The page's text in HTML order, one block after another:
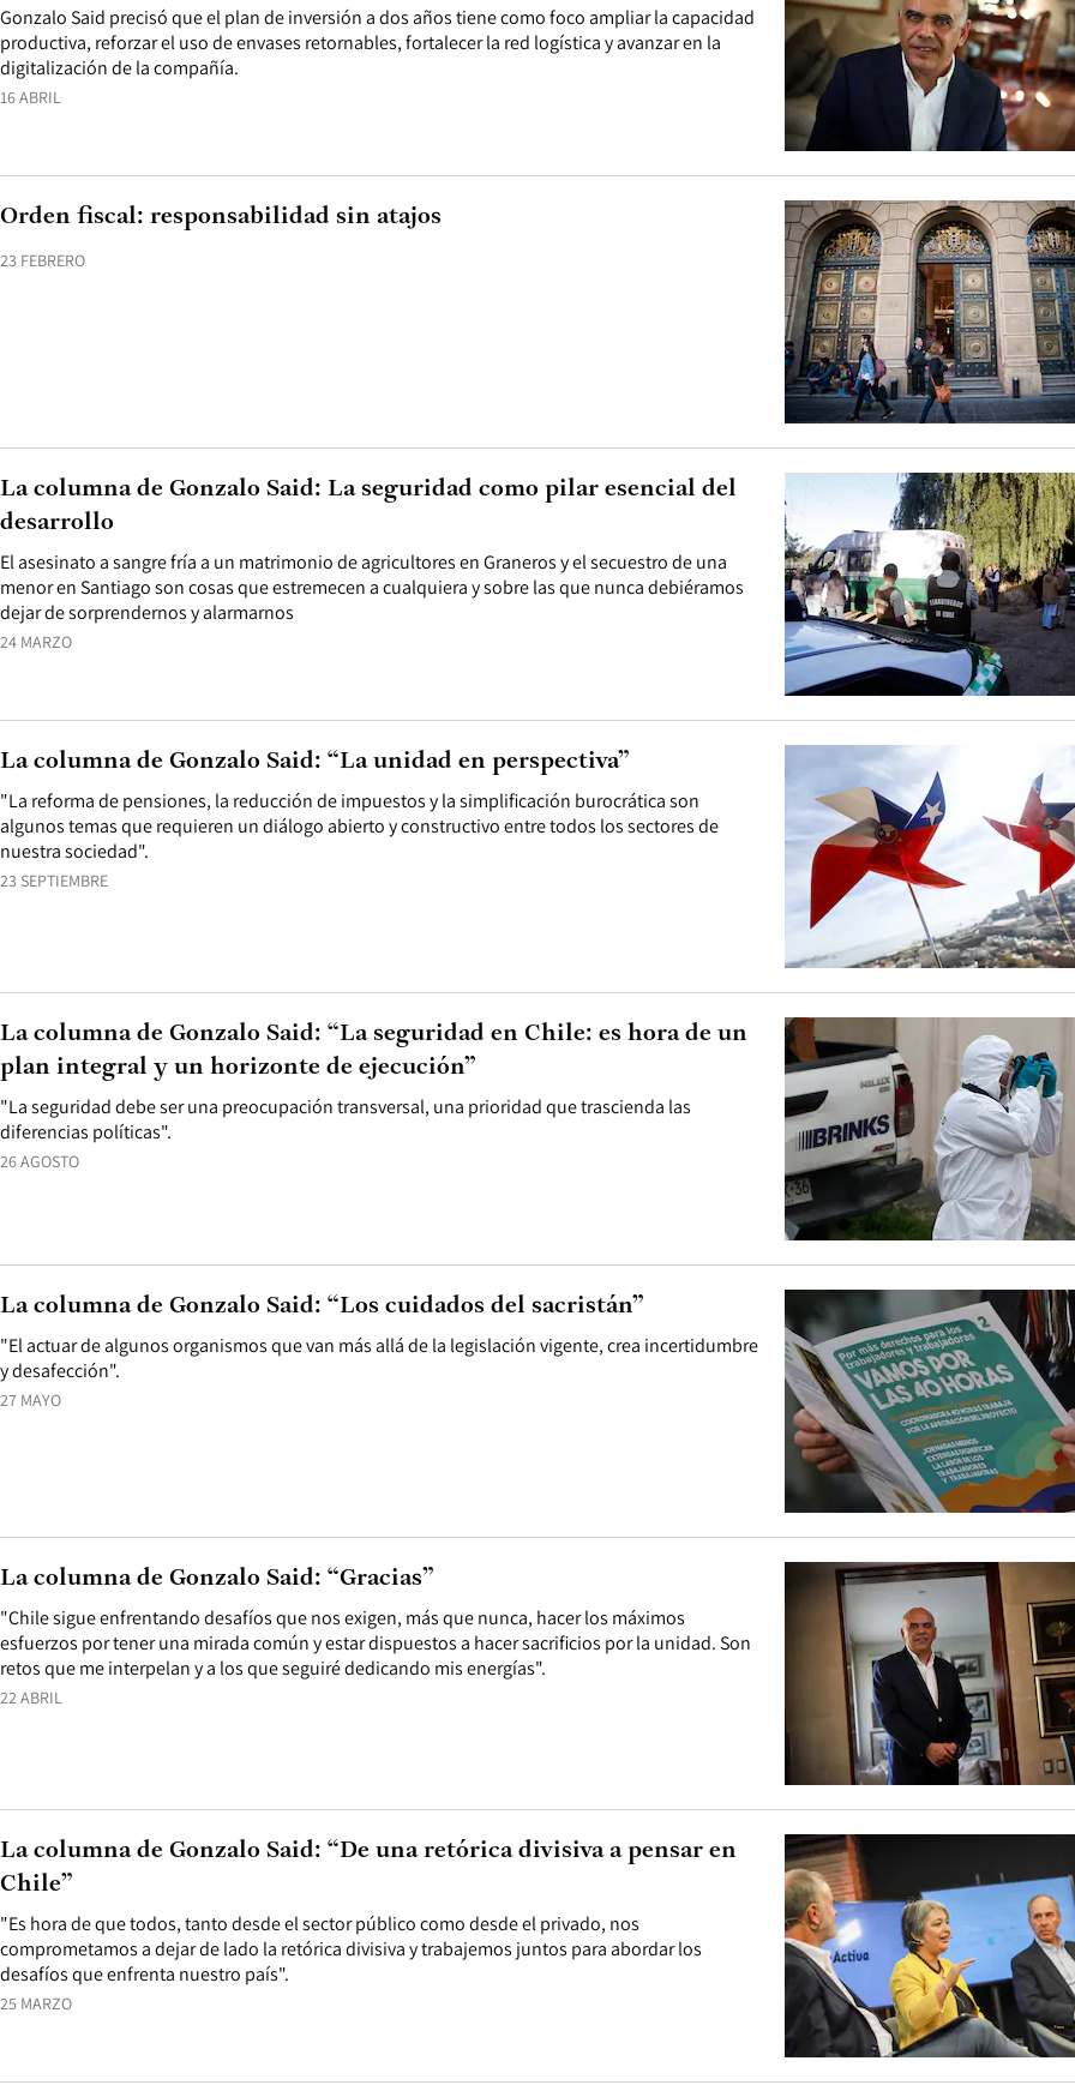
16 ABRIL
Gonzalo Said precisó que el plan de inversión a dos años tiene como foco ampliar la capacidad
productiva, reforzar el uso de envases retornables, fortalecer la red logística y avanzar en la
digitalización de la compañía.
23 FEBRERO
Orden fiscal: responsabilidad sin atajos
24 MARZO
El asesinato a sangre fría a un matrimonio de agricultores en Graneros y el secuestro de una
menor en Santiago son cosas que estremecen a cualquiera y sobre las que nunca debiéramos
dejar de sorprendernos y alarmarnos
La columna de Gonzalo Said: La seguridad como pilar esencial del
desarrollo
23 SEPTIEMBRE
"La reforma de pensiones, la reducción de impuestos y la simplificación burocrática son
algunos temas que requieren un diálogo abierto y constructivo entre todos los sectores de
nuestra sociedad".
La columna de Gonzalo Said: “La unidad en perspectiva”
26 AGOSTO
"La seguridad debe ser una preocupación transversal, una prioridad que trascienda las
diferencias políticas".
La columna de Gonzalo Said: “La seguridad en Chile: es hora de un
plan integral y un horizonte de ejecución”
27 MAYO
"El actuar de algunos organismos que van más allá de la legislación vigente, crea incertidumbre
y desafección".
La columna de Gonzalo Said: “Los cuidados del sacristán”
22 ABRIL
"Chile sigue enfrentando desafíos que nos exigen, más que nunca, hacer los máximos
esfuerzos por tener una mirada común y estar dispuestos a hacer sacrificios por la unidad. Son
retos que me interpelan y a los que seguiré dedicando mis energías".
La columna de Gonzalo Said: “Gracias”
25 MARZO
"Es hora de que todos, tanto desde el sector público como desde el privado, nos
comprometamos a dejar de lado la retórica divisiva y trabajemos juntos para abordar los
desafíos que enfrenta nuestro país".
La columna de Gonzalo Said: “De una retórica divisiva a pensar en
Chile”